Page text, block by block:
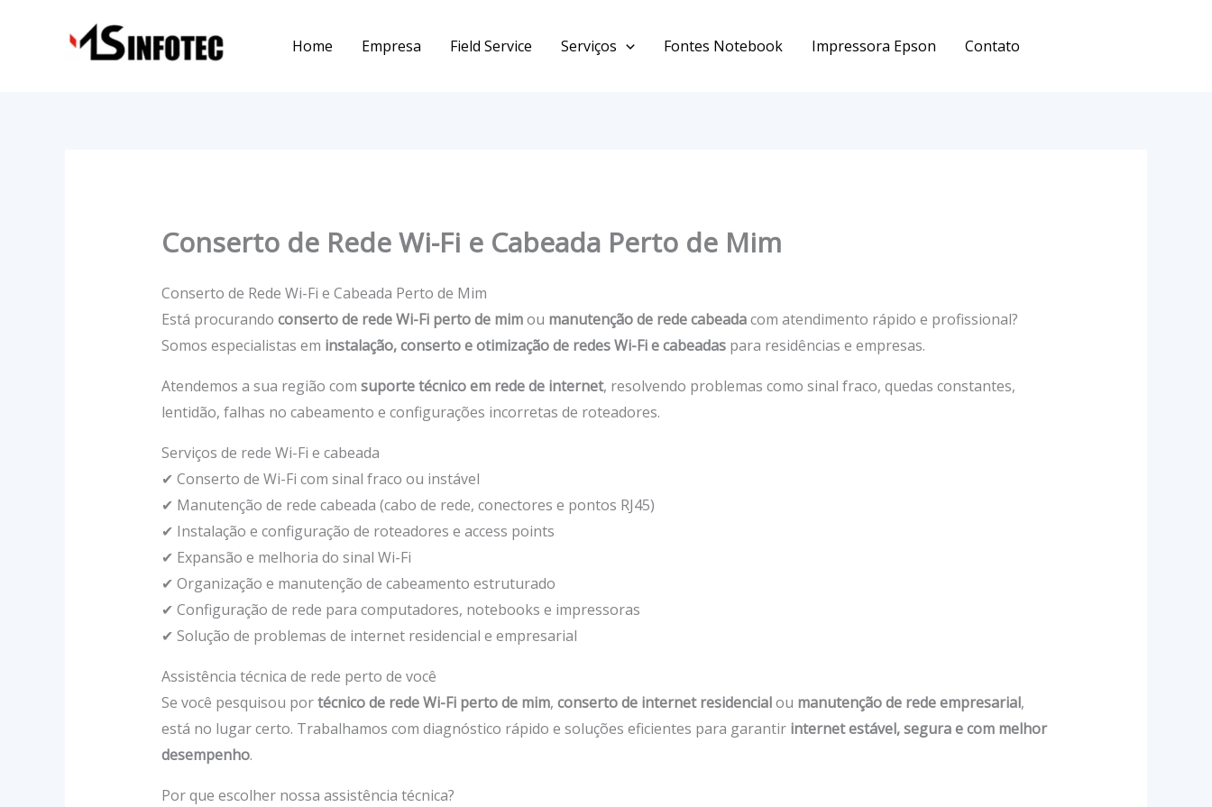
Home Empresa Field Service Serviços Fontes Notebook Impressora Epson Contato
Conserto de Rede Wi-Fi e Cabeada Perto de Mim
Conserto de Rede Wi-Fi e Cabeada Perto de Mim
Está procurando conserto de rede Wi-Fi perto de mimou manutenção de rede cabeadacom atendimento rápido e profissional?
Somos especialistas em instalação, conserto e otimização de redes Wi-Fi e cabeadaspara residências e empresas.
Atendemos a sua região com suporte técnico em rede de internet, resolvendo problemas como sinal fraco, quedas constantes,
lentidão, falhas no cabeamento e configurações incorretas de roteadores.
Serviços de rede Wi-Fi e cabeada
✔ Conserto de Wi-Fi com sinal fraco ou instável
✔ Manutenção de rede cabeada (cabo de rede, conectores e pontos RJ45)
✔ Instalação e configuração de roteadores e access points
✔ Expansão e melhoria do sinal Wi-Fi
✔ Organização e manutenção de cabeamento estruturado
✔ Configuração de rede para computadores, notebooks e impressoras
✔ Solução de problemas de internet residencial e empresarial
Assistência técnica de rede perto de você
Se você pesquisou portécnico de rede Wi-Fi perto de mim, conserto de internet residencialou manutenção de rede empresarial,
está no lugar certo. Trabalhamos com diagnóstico rápido e soluções eficientes para garantir internet estável, segura e com melhor
desempenho.
Por que escolher nossa assistência técnica?